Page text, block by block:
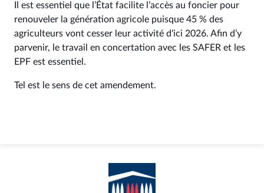
Il est essentiel que l’État facilite l’accès au foncier pour
renouveler la génération agricole puisque 45 % des
agriculteurs vont cesser leur activité d'ici 2026. Afin d’y
parvenir, le travail en concertation avec les SAFER et les
EPF est essentiel.
Tel est le sens de cet amendement.